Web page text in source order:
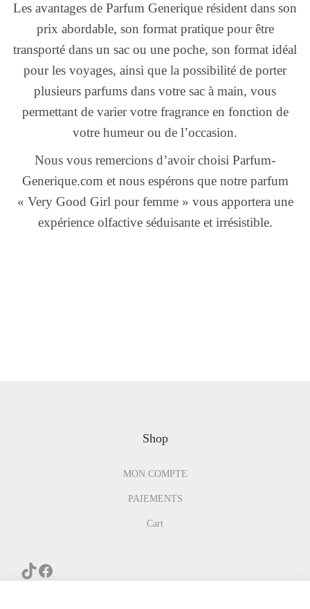
Les avantages de Parfum Generique résident dans son
prix abordable, son format pratique pour être
transporté dans un sac ou une poche, son format idéal
pour les voyages, ainsi que la possibilité de porter
plusieurs parfums dans votre sac à main, vous
permettant de varier votre fragrance en fonction de
votre humeur ou de l’occasion.
Nous vous remercions d’avoir choisi Parfum-
Generique.com et nous espérons que notre parfum
« Very Good Girl pour femme » vous apportera une
expérience olfactive séduisante et irrésistible.
Shop
MON COMPTE
PAIEMENTS
Cart